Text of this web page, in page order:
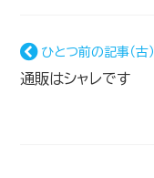
ひとつ前の記事（古）
通販はシャレです